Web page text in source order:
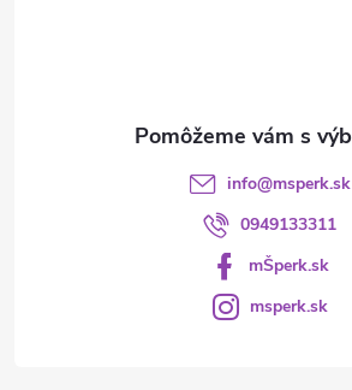
info@msperk.sk
0949133311
mŠperk.sk
msperk.sk